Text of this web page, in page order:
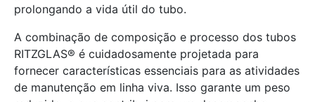
prolongando a vida útil do tubo.
A combinação de composição e processo dos tubos
RITZGLAS® é cuidadosamente projetada para
fornecer características essenciais para as atividades
de manutenção em linha viva. Isso garante um peso